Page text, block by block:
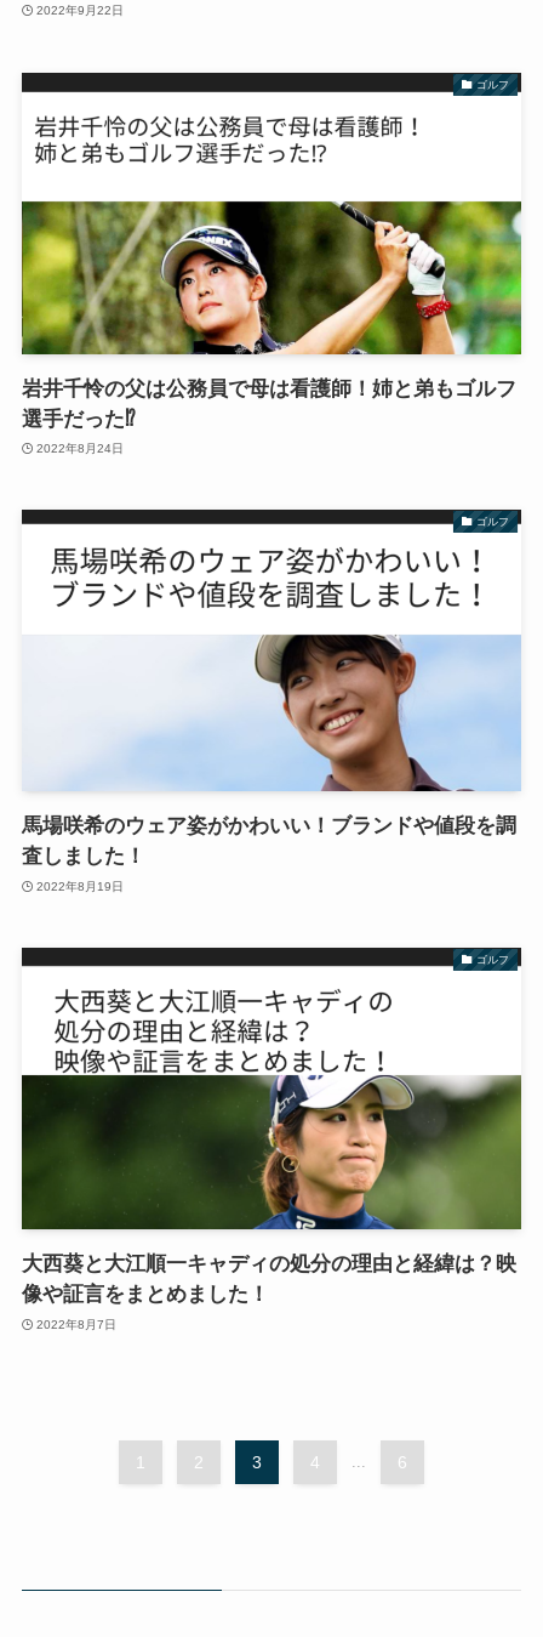
2022年9月22日
ゴルフ
岩井千怜の父は公務員で母は看護師！姉と弟もゴルフ
選手だった⁉︎
2022年8月24日
ゴルフ
馬場咲希のウェア姿がかわいい！ブランドや値段を調
査しました！
2022年8月19日
ゴルフ
大西葵と大江順一キャディの処分の理由と経緯は？映
像や証言をまとめました！
2022年8月7日
1 2 3 4 ... 6